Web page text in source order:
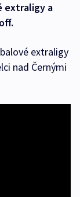
extraligy a
extraligy
nad Černými